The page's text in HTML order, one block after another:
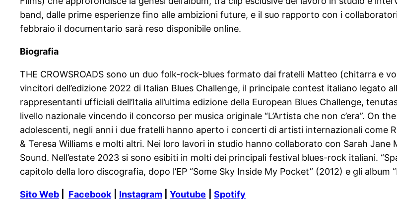
band, dalle prime esperienze fino alle ambizioni future, e il suo rapporto con i
febbraio il documentario sarà reso disponibile online.
Biografia
THE CROWSROADS sono un duo folk-rock-blues formato dai fratelli Matteo (chitarra e
vincitori dell’edizione 2022 di Italian Blues Challenge, il principale contest italiano legato
rappresentanti ufficiali dell’Italia all’ultima edizione della European Blues Challenge,
livello nazionale vincendo il concorso per musica originale “L’Artista che non c’era”. On
adolescenti, negli anni i due fratelli hanno aperto i concerti di artisti internazionali come
& Teresa Williams e molti altri. Nei loro lavori in studio hanno collaborato con Sarah Jane
Sound. Nell’estate 2023 si sono esibiti in molti dei principali festival blues-rock italiani.
capitolo della loro discografia, dopo l’EP “Some Sky Inside My Pocket” (2012) e gli album
Sito Web Facebook Instagram Youtube Spotify